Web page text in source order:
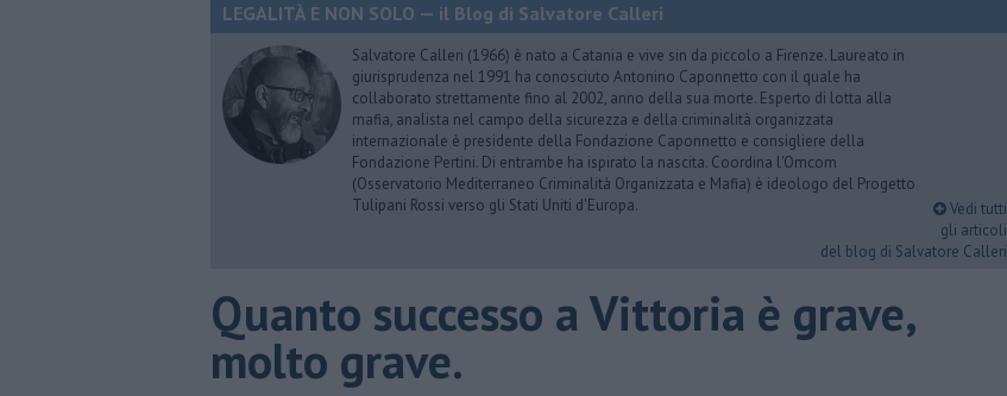
LEGALITÀ E NON SOLO — il Blog di Salvatore Calleri
Salvatore Calleri (1966) è nato a Catania e vive sin da piccolo a Firenze. Laureato in
giurisprudenza nel 1991 ha conosciuto Antonino Caponnetto con il quale ha
collaborato strettamente fino al 2002, anno della sua morte. Esperto di lotta alla
mafia, analista nel campo della sicurezza e della criminalità organizzata
internazionale è presidente della Fondazione Caponnetto e consigliere della
Fondazione Pertini. Di entrambe ha ispirato la nascita. Coordina l'Omcom
(Osservatorio Mediterraneo Criminalità Organizzata e Mafia) è ideologo del Progetto
Tulipani Rossi verso gli Stati Uniti d'Europa.
Vedi tutti
gli articoli
del blog di Salvatore Calleri
​Quanto successo a Vittoria è grave,
molto grave.